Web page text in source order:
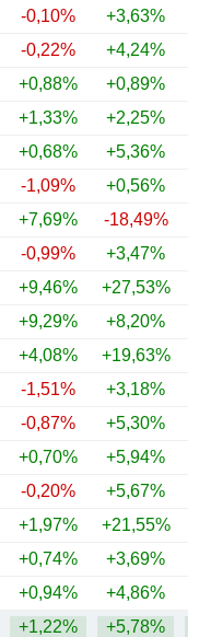
-0,10% +3,63%
-0,22% +4,24%
+0,88% +0,89%
+1,33% +2,25%
+0,68% +5,36%
-1,09% +0,56%
+7,69% -18,49%
-0,99% +3,47%
+9,46% +27,53%
+9,29% +8,20%
+4,08% +19,63%
-1,51% +3,18%
-0,87% +5,30%
+0,70% +5,94%
-0,20% +5,67%
+1,97% +21,55%
+0,74% +3,69%
+0,94% +4,86%
+1,22% +5,78%